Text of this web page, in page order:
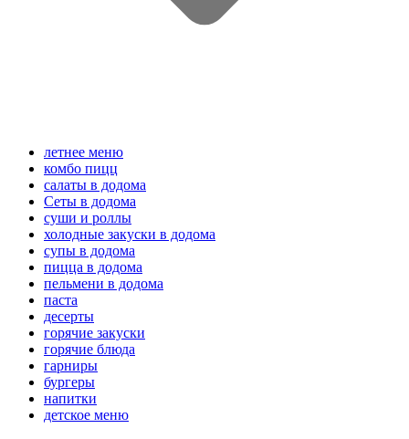
летнее меню
комбо пицц
салаты в додома
Сеты в додома
суши и роллы
холодные закуски в додома
супы в додома
пицца в додома
пельмени в додома
паста
десерты
горячие закуски
горячие блюда
гарниры
бургеры
напитки
детское меню